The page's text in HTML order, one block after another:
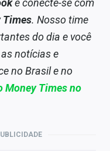
e conecte-se com
Times. Nosso time
do dia e você
notícias e
no Brasil e no
Money Times no